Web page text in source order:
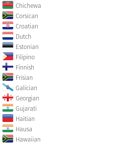
Chichewa
Corsican
Croatian
Dutch
Estonian
Filipino
Finnish
Frisian
Galician
Georgian
Gujarati
Haitian
Hausa
Hawaiian